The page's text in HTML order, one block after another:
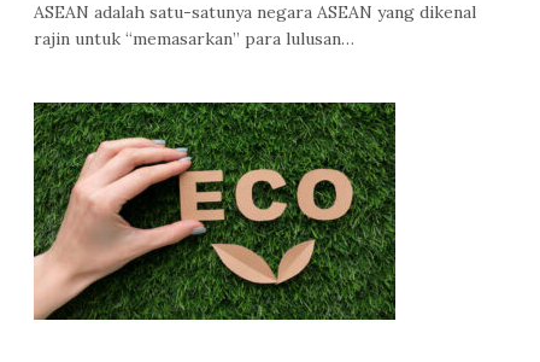
ASEAN adalah satu-satunya negara ASEAN yang dikenal
rajin untuk “memasarkan” para lulusan…